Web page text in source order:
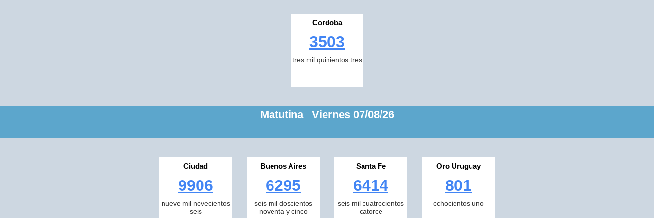
Cordoba
3503
tres mil quinientos tres
Matutina Viernes 07/08/26
Ciudad
9906
nueve mil novecientos
seis
Buenos Aires
6295
seis mil doscientos
noventa y cinco
Santa Fe
6414
seis mil cuatrocientos
catorce
Oro Uruguay
801
ochocientos uno